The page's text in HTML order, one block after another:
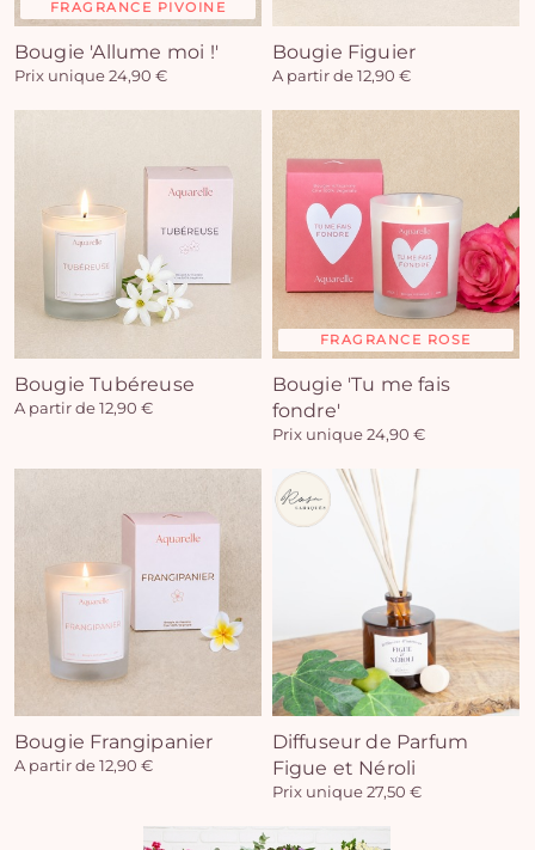
FRAGRANCE PIVOINE
Bougie 'Allume moi !'
Prix unique 24,90 €
Bougie Figuier
A partir de 12,90 €
Bougie Tubéreuse
A partir de 12,90 €
FRAGRANCE ROSE
Bougie 'Tu me fais
fondre'
Prix unique 24,90 €
Bougie Frangipanier
A partir de 12,90 €
Diffuseur de Parfum
Figue et Néroli
Prix unique 27,50 €